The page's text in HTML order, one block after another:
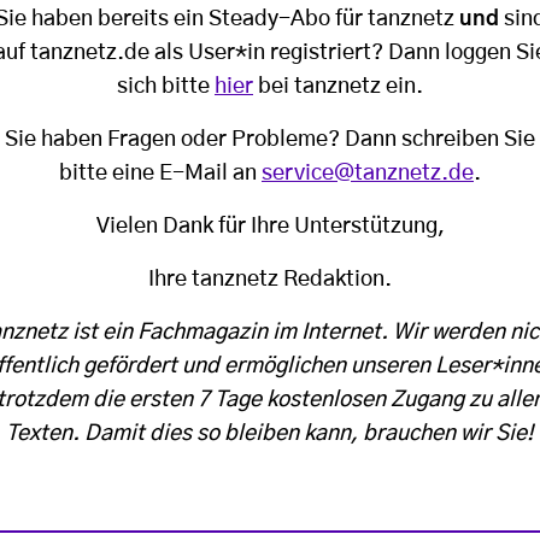
haben bereits ein Steady-Abo für tanznetz und
tanznetz.de als User*in registriert? Dann loggen
sich bitte hier bei tanznetz ein.
Sie haben Fragen oder Probleme? Dann schreiben Sie
bitte eine E-Mail an service@tanznetz.de.
Vielen Dank für Ihre Unterstützung,
Ihre tanznetz Redaktion.
ist ein Fachmagazin im Internet. Wir werden
gefördert und ermöglichen unseren
die ersten 7 Tage kostenlosen Zugang zu
Texten. Damit dies so bleiben kann, brauchen wir Sie!